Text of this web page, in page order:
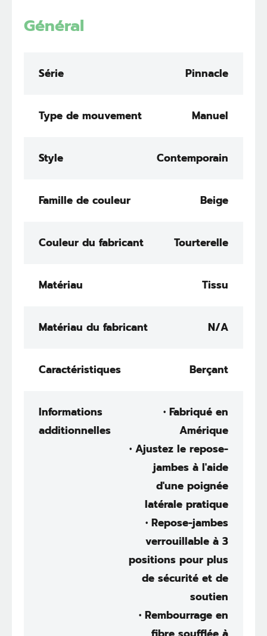
Général
Série Pinnacle
Type de mouvement Manuel
Style Contemporain
Famille de couleur Beige
Couleur du fabricant Tourterelle
Matériau Tissu
Matériau du fabricant N/A
Caractéristiques Berçant
Informations
additionnelles
• Fabriqué en
Amérique
• Ajustez le repose-
jambes à l'aide
d'une poignée
latérale pratique
• Repose-jambes
verrouillable à 3
positions pour plus
de sécurité et de
soutien
• Rembourrage en